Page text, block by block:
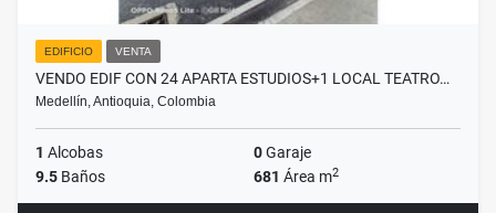
EDIFICIO VENTA
VENDO EDIF CON 24 APARTA ESTUDIOS+1 LOCAL TEATRO…
Medellín, Antioquia, Colombia
1 Alcobas 0Garaje
9.5 Baños 681 Área m2